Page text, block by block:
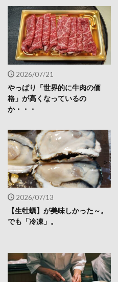
2026/07/21
やっぱり「世界的に牛肉の価
格」が高くなっているの
か・・・
2026/07/13
【生牡蠣】が美味しかった～。
でも「冷凍」。